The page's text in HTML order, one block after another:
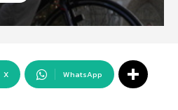
X WhatsApp